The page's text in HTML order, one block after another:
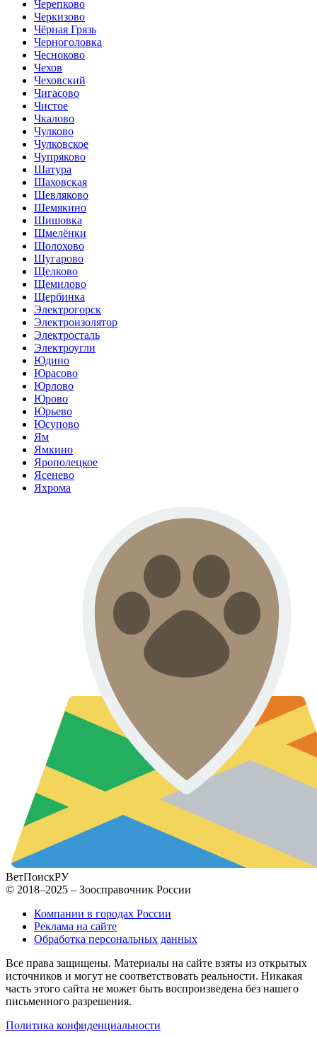
Черепково
Черкизово
Чёрная Грязь
Черноголовка
Чесноково
Чехов
Чеховский
Чигасово
Чистое
Чкалово
Чулково
Чулковское
Чупряково
Шатура
Шаховская
Шевляково
Шемякино
Шишовка
Шмелёнки
Шолохово
Шугарово
Щелково
Щемилово
Щербинка
Электрогорск
Электроизолятор
Электросталь
Электроугли
Юдино
Юрасово
Юрлово
Юрово
Юрьево
Юсупово
Ям
Ямкино
Ярополецкое
Ясенево
Яхрома
ВетПоискРУ
© 2018–2025 – Зоосправочник России
Компании в городах России
Реклама на сайте
Обработка персональных данных
Все права защищены. Материалы на сайте взяты из открытых
источников и могут не соответствовать реальности. Никакая
часть этого сайта не может быть воспроизведена без нашего
письменного разрешения.
Политика конфиденциальности